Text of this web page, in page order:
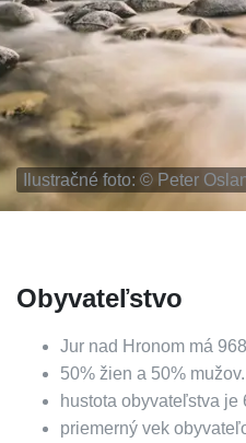
Ilustračné foto: © Peter
Obyvateľstvo
Jur nad Hronom má 968
50% žien a 50% mužov.
hustota obyvateľstva je
priemerný vek